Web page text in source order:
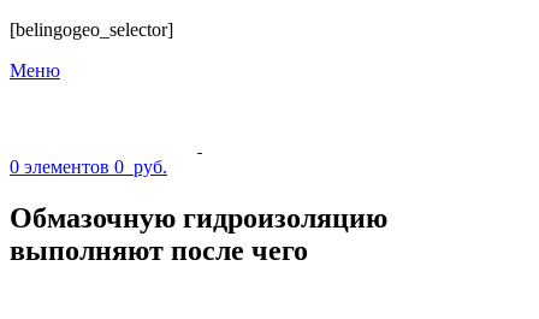
[belingogeo_selector]
Меню
0 элементов 0 руб.
Обмазочную гидроизоляцию
выполняют после чего